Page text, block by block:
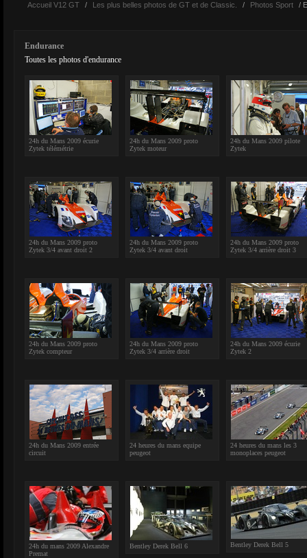
Accueil V12 GT / Les plus belles photos de GT et de Classic. / Photos Sport /
Endurance
Toutes les photos d'endurance
24h du Mans 2009 écurie
Zytek télémétrie
24h du Mans 2009 proto
Zytek moteur
24h du Mans 2009 pilote
Zytek
24h du Mans 2009 proto
Zytek 3/4 avant droit 2
24h du Mans 2009 proto
Zytek 3/4 avant droit
24h du Mans 2009 proto
Zytek 3/4 arrière droit 3
24h du Mans 2009 proto
Zytek compteur
24h du Mans 2009 proto
Zytek 3/4 arrière droit
24h du Mans 2009 écurie
Zytek 2
24h du Mans 2009 entrée
circuit
24 heures du mans equipe
peugeot
24 heures du mans les 3
monoplaces peugeot
24h du mans 2009 Alexandre
Premat
Bentley Derek Bell 6 Bentley Derek Bell 5